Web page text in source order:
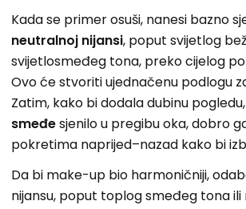
Kada se primer osuši, nanesi bazno
neutralnoj nijansi, poput svijetlog
svijetlosmeđeg tona, preko cijelog
Ovo će stvoriti ujednačenu podlogu
Zatim, kako bi dodala dubinu
smeđesjenilo u pregibu oka, dobro
pokretima naprijed–nazad kako bi
Da bi make-up bio harmoničniji,
nijansu, poput toplog smeđeg tona ili